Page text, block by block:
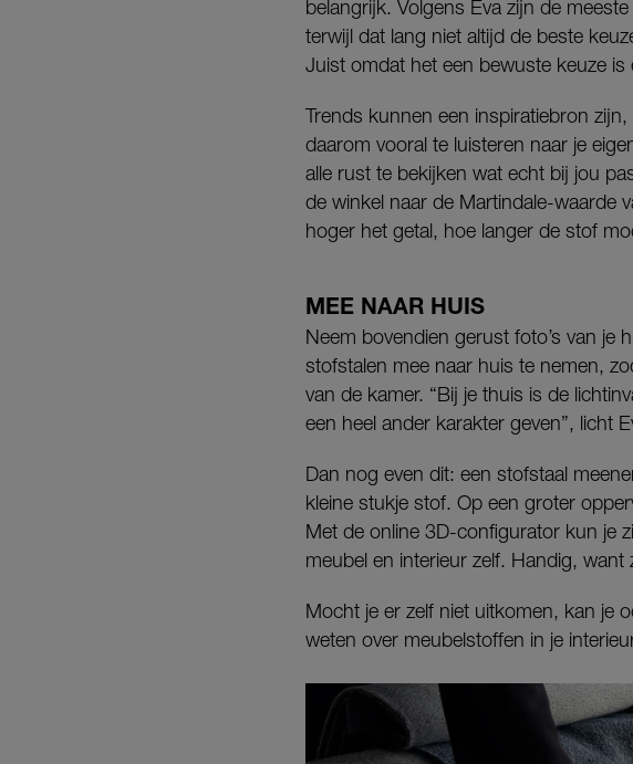
belangrijk. Volgens Eva zijn de
terwijl dat lang niet altijd de beste
Juist omdat het een bewuste keuze is
Trends kunnen een inspiratiebron
daarom vooral te luisteren naar je
alle rust te bekijken wat echt bij jou
de winkel naar de Martindale-waarde
hoger het getal, hoe langer de stof
MEE NAAR HUIS
Neem bovendien gerust foto’s van je
stofstalen mee naar huis te nemen,
van de kamer. “Bij je thuis is de
een heel ander karakter geven”, licht
Dan nog even dit: een stofstaal
kleine stukje stof. Op een groter
Met de online 3D-configurator kun je
meubel en interieur zelf. Handig, want
Mocht je er zelf niet uitkomen, kan je
weten over meubelstoffen in je